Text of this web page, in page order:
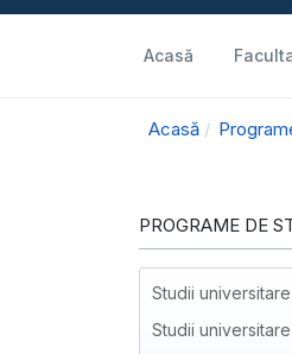
Acasă
Acasă
PROGRAME DE
Studii
Studii